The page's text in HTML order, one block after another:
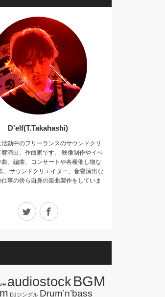
D'elf(T.Takahashi)
動中のフリーランスのサウンドクリ
響演出、作曲家です。 映像制作やイベ
曲、編曲、コンサートや各種催し物な
、サウンドクリエイター、音響演出な
仕事の傍ら自身の楽曲製作をしていま
Twitter
audiostockBGM
DJジングル Drum’n’bass